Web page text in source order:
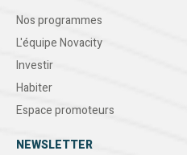
Nos programmes
L'équipe Novacity
Investir
Habiter
Espace promoteurs
NEWSLETTER